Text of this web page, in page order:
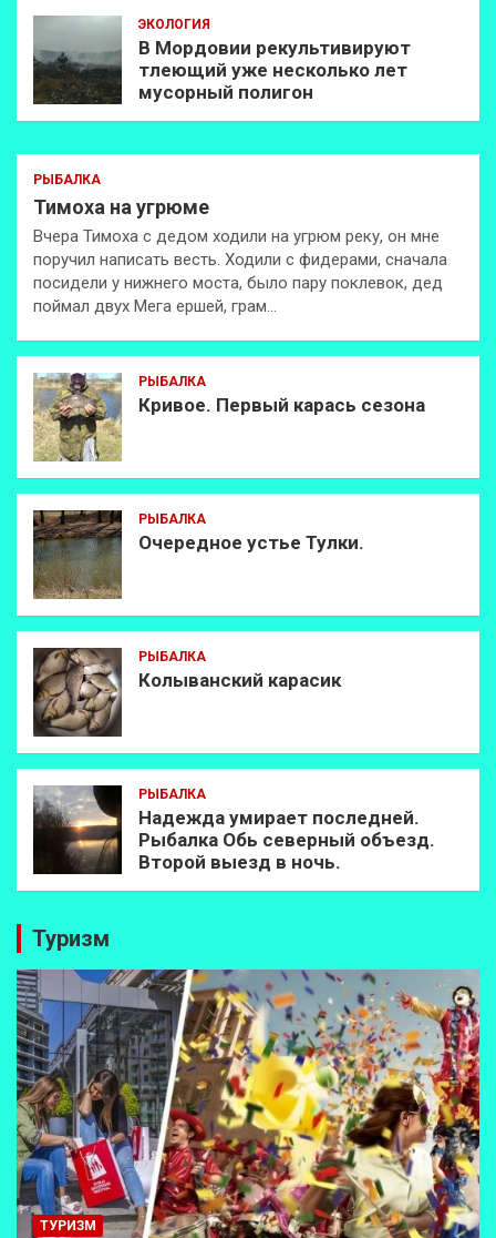
ЭКОЛОГИЯ
В Мордовии рекультивируют
тлеющий уже несколько лет
мусорный полигон
РЫБАЛКА
Тимоха на угрюме
Вчера Тимоха с дедом ходили на угрюм реку, он мне
поручил написать весть. Ходили с фидерами, сначала
посидели у нижнего моста, было пару поклевок, дед
поймал двух Мега ершей, грам…
РЫБАЛКА
Кривое. Первый карась сезона
РЫБАЛКА
Очередное устье Тулки.
РЫБАЛКА
Колыванский карасик
РЫБАЛКА
Надежда умирает последней.
Рыбалка Обь северный объезд.
Второй выезд в ночь.
Туризм
ТУРИЗМ